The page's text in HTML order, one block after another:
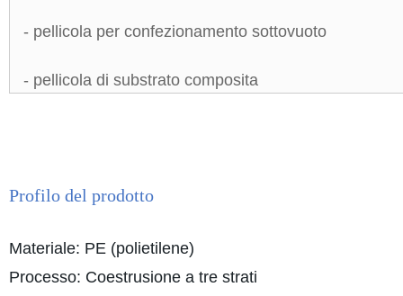
- pellicola per confezionamento sottovuoto
- pellicola di substrato composita
Profilo del prodotto
Materiale: PE (polietilene)
Processo: Coestrusione a tre strati